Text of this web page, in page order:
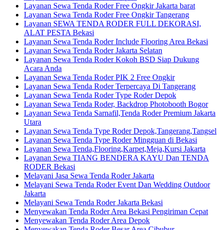
Layanan Sewa Tenda Roder Free Ongkir Jakarta barat
Layanan Sewa Tenda Roder Free Ongkir Tangerang
Layanan SEWA TENDA RODER FULL DEKORASI,
ALAT PESTA Bekasi
Layanan Sewa Tenda Roder Include Flooring Area Bekasi
Layanan Sewa Tenda Roder Jakarta Selatan
Layanan Sewa Tenda Roder Kokoh BSD Siap Dukung
Acara Anda
Layanan Sewa Tenda Roder PIK 2 Free Ongkir
Layanan Sewa Tenda Roder Terpercaya Di Tangerang
Layanan Sewa Tenda Roder Type Roder Depok
Layanan Sewa Tenda Roder, Backdrop Photobooth Bogor
Layanan Sewa Tenda Sarnafil,Tenda Roder Premium Jakarta
Utara
Layanan Sewa Tenda Type Roder Depok,Tangerang,Tangsel
Layanan Sewa Tenda Type Roder Mingguan di Bekasi
Layanan Sewa Tenda,Flooring,Karpet,Meja,Kursi Jakarta
Layanan Sewa TIANG BENDERA KAYU Dan TENDA
RODER Bekasi
Melayani Jasa Sewa Tenda Roder Jakarta
Melayani Sewa Tenda Roder Event Dan Wedding Outdoor
Jakarta
Melayani Sewa Tenda Roder Jakarta Bekasi
Menyewakan Tenda Roder Area Bekasi Pengiriman Cepat
Menyewakan Tenda Roder Area Depok